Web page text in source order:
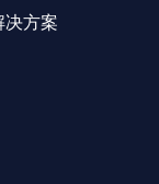
方案